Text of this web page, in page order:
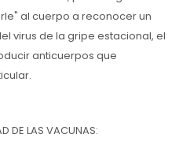
al cuerpo a reconocer un
virus de la gripe estacional, el
anticuerpos que
DE LAS VACUNAS: